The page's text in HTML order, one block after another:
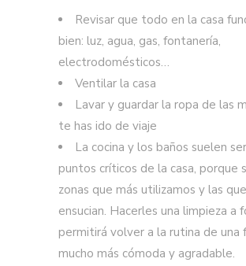
Revisar que todo en la casa
bien: luz, agua, gas, fontanería,
electrodomésticos…
Ventilar la casa
Lavar y guardar la ropa de las
te has ido de viaje
La cocina y los baños suelen
puntos críticos de la casa, porque
zonas que más utilizamos y las
ensucian. Hacerles una limpieza a
permitirá volver a la rutina de una
mucho más cómoda y agradable.